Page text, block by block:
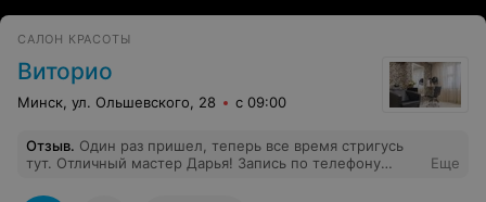
САЛОН КРАСОТЫ
Виторио
Минск, ул. Ольшевского, 28 с 09:00
Отзыв. Один раз пришел, теперь все время стригусь
тут. Отличный мастер Дарья! Запись по телефону
времени)
Еще